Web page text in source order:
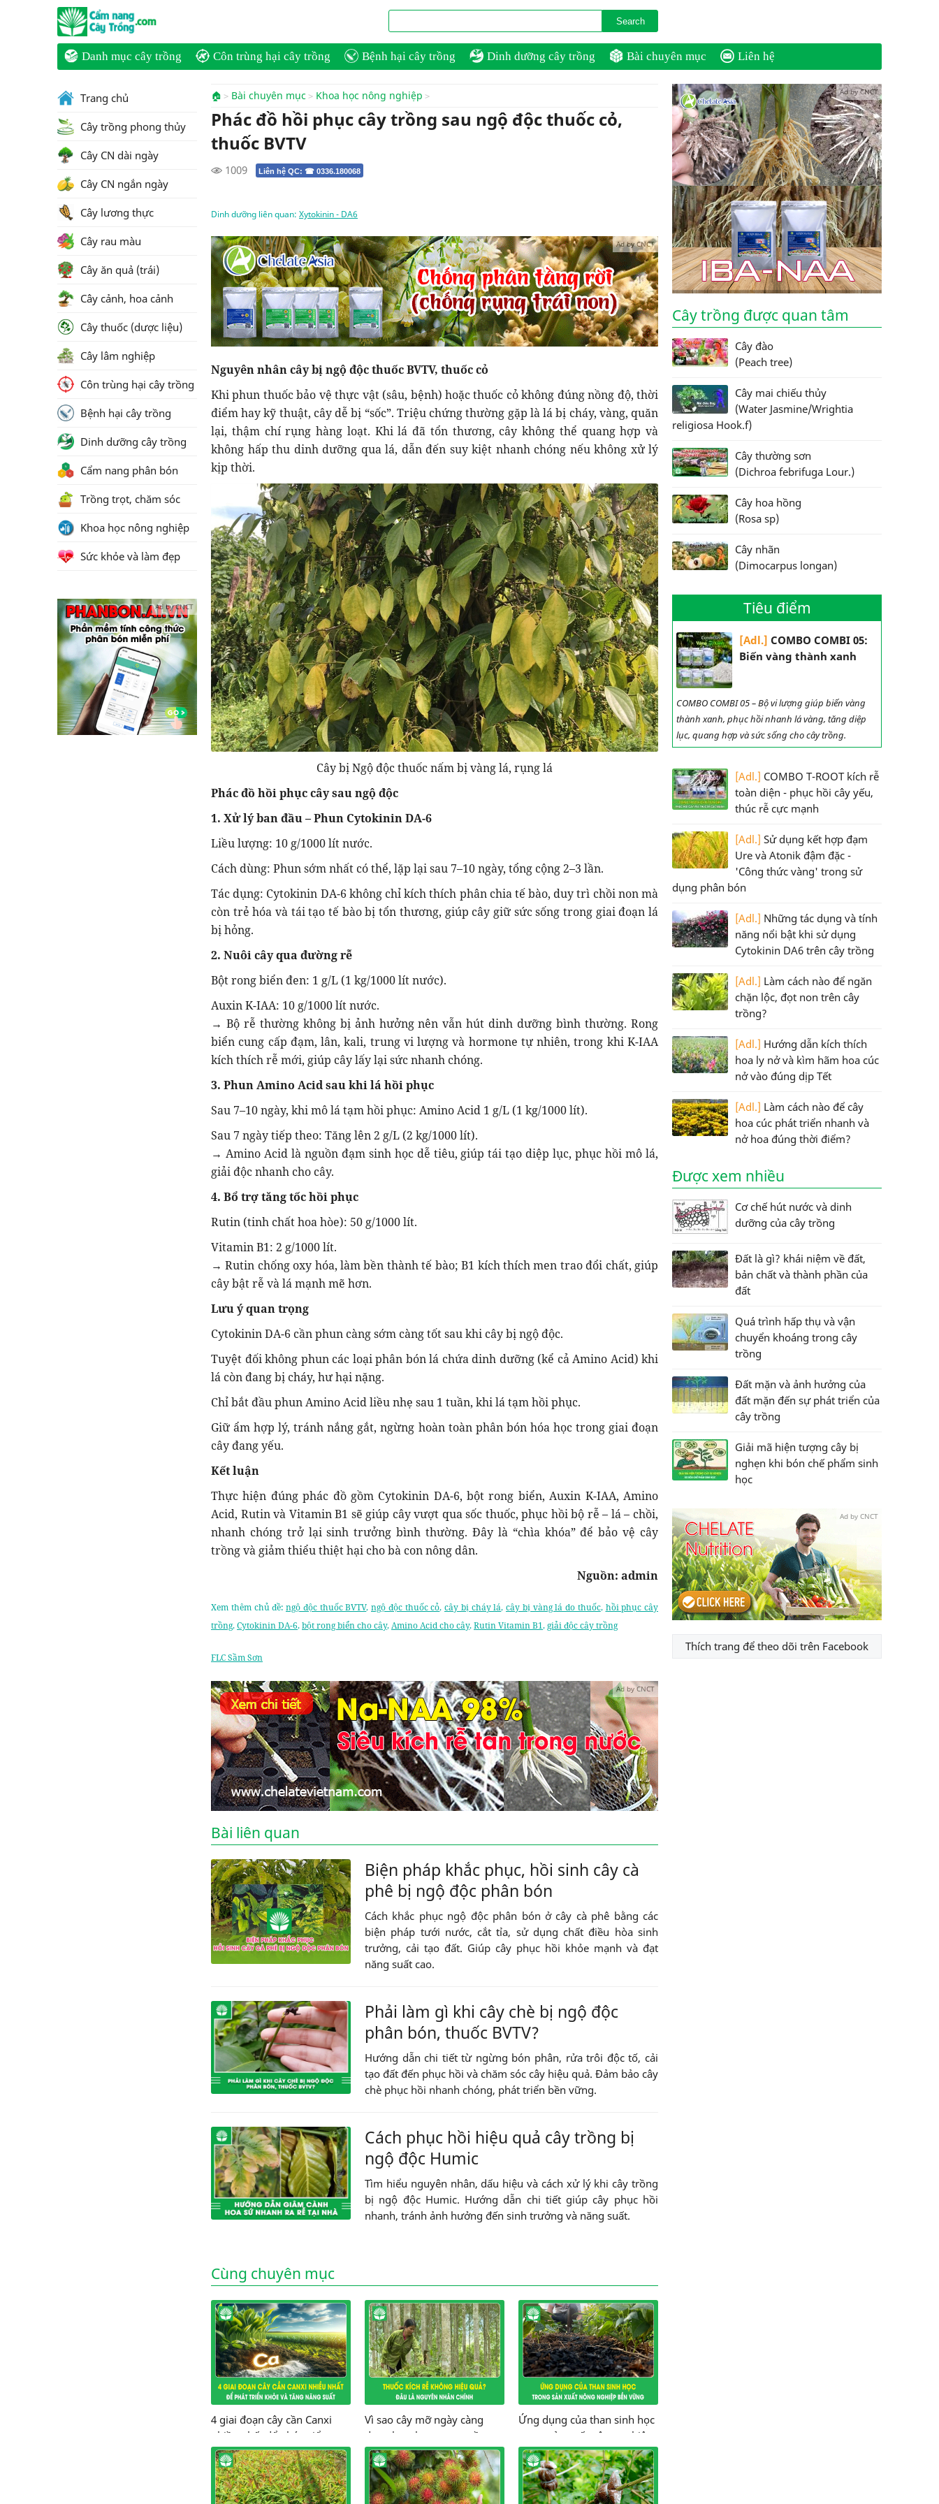
Danh mục cây trồng Côn trùng hại cây trồng Bệnh hại cây trồng Dinh dưỡng cây trồng Bài chuyên mục Liên hệ
🏠 Bài chuyên mục Khoa học nông nghiệp
Phác đồ hồi phục cây trồng sau ngộ độc thuốc cỏ,
thuốc BVTV
1009 Liên hệ QC: ☎ 0336.180068
Dinh dưỡng liên quan: Xytokinin - DA6
Ad by CNCT
Nguyên nhân cây bị ngộ độc thuốc BVTV, thuốc cỏ
Khi phun thuốc bảo vệ thực vật (sâu, bệnh) hoặc thuốc cỏ không đúng nồng độ, thời
điểm hay kỹ thuật, cây dễ bị “sốc”. Triệu chứng thường gặp là lá bị cháy, vàng, quăn
lại, thậm chí rụng hàng loạt. Khi lá đã tổn thương, cây không thể quang hợp và
không hấp thu dinh dưỡng qua lá, dẫn đến suy kiệt nhanh chóng nếu không xử lý
kịp thời.
Cây bị Ngộ độc thuốc nấm bị vàng lá, rụng lá
Phác đồ hồi phục cây sau ngộ độc
1. Xử lý ban đầu – Phun Cytokinin DA-6
Liều lượng: 10 g/1000 lít nước.
Cách dùng: Phun sớm nhất có thể, lặp lại sau 7–10 ngày, tổng cộng 2–3 lần.
Tác dụng: Cytokinin DA-6 không chỉ kích thích phân chia tế bào, duy trì chồi non mà
còn trẻ hóa và tái tạo tế bào bị tổn thương, giúp cây giữ sức sống trong giai đoạn lá
bị hỏng.
2. Nuôi cây qua đường rễ
Bột rong biển đen: 1 g/L (1 kg/1000 lít nước).
Auxin K-IAA: 10 g/1000 lít nước.
→ Bộ rễ thường không bị ảnh hưởng nên vẫn hút dinh dưỡng bình thường. Rong
biển cung cấp đạm, lân, kali, trung vi lượng và hormone tự nhiên, trong khi K-IAA
kích thích rễ mới, giúp cây lấy lại sức nhanh chóng.
3. Phun Amino Acid sau khi lá hồi phục
Sau 7–10 ngày, khi mô lá tạm hồi phục: Amino Acid 1 g/L (1 kg/1000 lít).
Sau 7 ngày tiếp theo: Tăng lên 2 g/L (2 kg/1000 lít).
→ Amino Acid là nguồn đạm sinh học dễ tiêu, giúp tái tạo diệp lục, phục hồi mô lá,
giải độc nhanh cho cây.
4. Bổ trợ tăng tốc hồi phục
Rutin (tinh chất hoa hòe): 50 g/1000 lít.
Vitamin B1: 2 g/1000 lít.
→ Rutin chống oxy hóa, làm bền thành tế bào; B1 kích thích men trao đổi chất, giúp
cây bật rễ và lá mạnh mẽ hơn.
Lưu ý quan trọng
Cytokinin DA-6 cần phun càng sớm càng tốt sau khi cây bị ngộ độc.
Tuyệt đối không phun các loại phân bón lá chứa dinh dưỡng (kể cả Amino Acid) khi
lá còn đang bị cháy, hư hại nặng.
Chỉ bắt đầu phun Amino Acid liều nhẹ sau 1 tuần, khi lá tạm hồi phục.
Giữ ẩm hợp lý, tránh nắng gắt, ngừng hoàn toàn phân bón hóa học trong giai đoạn
cây đang yếu.
Kết luận
Thực hiện đúng phác đồ gồm Cytokinin DA-6, bột rong biển, Auxin K-IAA, Amino
Acid, Rutin và Vitamin B1 sẽ giúp cây vượt qua sốc thuốc, phục hồi bộ rễ – lá – chồi,
nhanh chóng trở lại sinh trưởng bình thường. Đây là “chìa khóa” để bảo vệ cây
trồng và giảm thiểu thiệt hại cho bà con nông dân.
Nguồn: admin
Xem thêm chủ đề: ngộ độc thuốc BVTV, ngộ độc thuốc cỏ, cây bị cháy lá, cây bị vàng lá do thuốc, hồi phục cây
trồng,Cytokinin DA-6,bột rong biển cho cây,Amino Acid cho cây,Rutin Vitamin B1,giải độc cây trồng
FLC Sầm Sơn
Ad by CNCT
Bài liên quan
Biện pháp khắc phục, hồi sinh cây cà
phê bị ngộ độc phân bón
Cách khắc phục ngộ độc phân bón ở cây cà phê bằng các
biện pháp tưới nước, cắt tỉa, sử dụng chất điều hòa sinh
trưởng, cải tạo đất. Giúp cây phục hồi khỏe mạnh và đạt
năng suất cao.
Phải làm gì khi cây chè bị ngộ độc
phân bón, thuốc BVTV?
Hướng dẫn chi tiết từ ngừng bón phân, rửa trôi độc tố, cải
tạo đất đến phục hồi và chăm sóc cây hiệu quả. Đảm bảo cây
chè phục hồi nhanh chóng, phát triển bền vững.
Cách phục hồi hiệu quả cây trồng bị
ngộ độc Humic
Tìm hiểu nguyên nhân, dấu hiệu và cách xử lý khi cây trồng
bị ngộ độc Humic. Hướng dẫn chi tiết giúp cây phục hồi
nhanh, tránh ảnh hưởng đến sinh trưởng và năng suất.
Cùng chuyên mục
4 giai đoạn cây cần Canxi
nhiều nhất để phát triển
khỏe và tăng năng suất
Vì sao cây mỡ ngày càng
được lựa chọn trong trồng
rừng sản xuất?
Ứng dụng của than sinh học
trong sản xuất nông nghiệp
bền vững
Ad by CNCT
Cây trồng được quan tâm
Cây đào
(Peach tree)
Cây mai chiếu thủy
(Water Jasmine/Wrightia
religiosa Hook.f)
Cây thường sơn
(Dichroa febrifuga Lour.)
Cây hoa hồng
(Rosa sp)
Cây nhãn
(Dimocarpus longan)
Tiêu điểm
[Adl.] COMBO COMBI 05:
Biến vàng thành xanh
COMBO COMBI 05 – Bộ vi lượng giúp biến vàng
thành xanh, phục hồi nhanh lá vàng, tăng diệp
lục, quang hợp và sức sống cho cây trồng.
[Adl.] COMBO T-ROOT kích rễ
toàn diện - phục hồi cây yếu,
thúc rễ cực mạnh
[Adl.] Sử dụng kết hợp đạm
Ure và Atonik đậm đặc -
'Công thức vàng' trong sử
dụng phân bón
[Adl.] Những tác dụng và tính
năng nổi bật khi sử dụng
Cytokinin DA6 trên cây trồng
[Adl.] Làm cách nào để ngăn
chặn lộc, đọt non trên cây
trồng?
[Adl.] Hướng dẫn kích thích
hoa ly nở và kìm hãm hoa cúc
nở vào đúng dịp Tết
[Adl.] Làm cách nào để cây
hoa cúc phát triển nhanh và
nở hoa đúng thời điểm?
Được xem nhiều
Cơ chế hút nước và dinh
dưỡng của cây trồng
Đất là gì? khái niệm về đất,
bản chất và thành phần của
đất
Quá trình hấp thụ và vận
chuyển khoáng trong cây
trồng
Đất mặn và ảnh hưởng của
đất mặn đến sự phát triển của
cây trồng
Giải mã hiện tượng cây bị
nghẹn khi bón chế phẩm sinh
học
Ad by CNCT
Thích trang để theo dõi trên Facebook
Trang chủ
Cây trồng phong thủy
Cây CN dài ngày
Cây CN ngắn ngày
Cây lương thực
Cây rau màu
Cây ăn quả (trái)
Cây cảnh, hoa cảnh
Cây thuốc (dược liệu)
Cây lâm nghiệp
Côn trùng hại cây trồng
Bệnh hại cây trồng
Dinh dưỡng cây trồng
Cẩm nang phân bón
Trồng trọt, chăm sóc
Khoa học nông nghiệp
Sức khỏe và làm đẹp
Ad by CNCT